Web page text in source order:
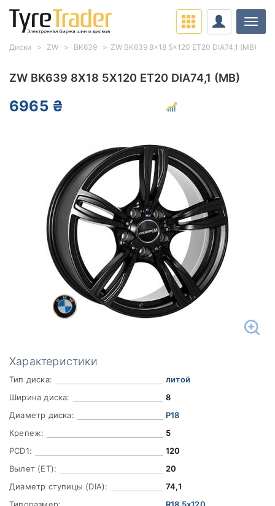
ZW BK639 8X18 5X120 ET20 DIA74,1 (MB)
6965 ₴
Характеристики
Тип диска:
литой
Ширина диска:
8
Диаметр диска:
Р18
Крепеж:
5
PCD1:
120
Вылет (ET):
20
Диаметр ступицы (DIA):
74,1
Диски ZW BK639 ZW BK639 8x18 5x120 ET20 DIA74,1 (MB)